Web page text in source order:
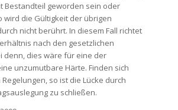
Bestandteil geworden sein oder
wird die Gültigkeit der übrigen
nicht berührt. In diesem Fall richtet
nach den gesetzlichen
denn, dies wäre für eine der
unzumutbare Härte. Finden sich
so ist die Lücke durch
zu schließen.